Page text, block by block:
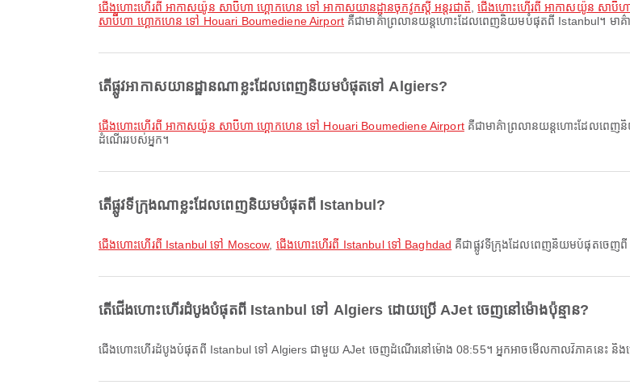
ជើងហោះហើរពី អាកាសយ៉ូន សាប៊ីហា ហ្គោកហេន ទៅ អាកាសយានដ្ឋានចុកវូកស្តី អន្តរជាតិ ,ជើងហោះហើរពី អាកាសយ៉ូន សាប៊ីហ
សាប៊ីហា ហ្គោកហេន ទៅ Houari Boumediene Airport គឺជាមាគ៌ាព្រលានយន្តហោះដែលពេញនិយមបំផុតពី Istanbul។ មាគ៌ាទ
តើផ្លូវអាកាសយានដ្ឋានណាខ្លះដែលពេញនិយមបំផុតទៅ Algiers?
ជើងហោះហើរពី អាកាសយ៉ូន សាប៊ីហា ហ្គោកហេន ទៅ Houari Boumediene Airportគឺជាមាគ៌ាព្រលានយន្តហោះដែលពេញនិ
ដំណើររបស់អ្នក។
តើផ្លូវទីក្រុងណាខ្លះដែលពេញនិយមបំផុតពី Istanbul?
ជើងហោះហើរពី Istanbul ទៅ Moscow, ជើងហោះហើរពី Istanbul ទៅ Baghdad គឺជាផ្លូវទីក្រុងដែលពេញនិយមបំផុតចេញពី
តើជើងហោះហើរដំបូងបំផុតពី Istanbul ទៅ Algiers ដោយប្រើ AJet ចេញនៅម៉ោងប៉ុន្មាន?
ជើងហោះហើរដំបូងបំផុតពី Istanbul ទៅ Algiers ជាមួយ AJet ចេញដំណើរនៅម៉ោង 08:55។ អ្នកអាចមើលកាលវិភាគនេះ និ